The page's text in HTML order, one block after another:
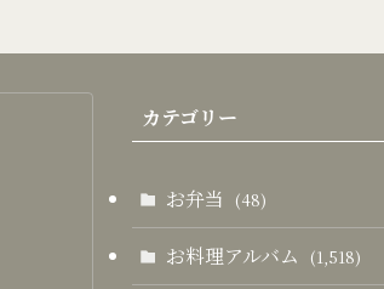
カテゴリー
お弁当 (48)
お料理アルバム (1,518)